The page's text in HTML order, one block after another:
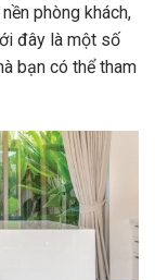
phòng khách,
đây là một số
bạn có thể tham